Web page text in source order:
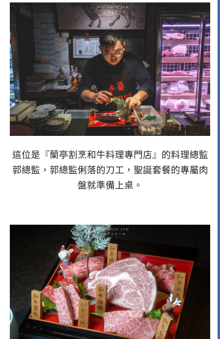
這位是『蘭亭割烹和牛料理專門店』的料理總監
郭總監，郭總監俐落的刀工，聖誕套餐的專屬肉
盤就準備上桌。